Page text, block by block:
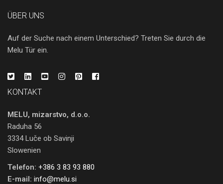
ÜBER UNS
Auf der Suche nach einem Unterschied? Treten Sie durch die
Melu Tür ein.
KONTAKT
MELU, mizarstvo, d.o.o.
Raduha 56
3334 Luče ob Savinji
Slowenien
Telefon: +386 3 83 93 880
E-mail: info@melu.si